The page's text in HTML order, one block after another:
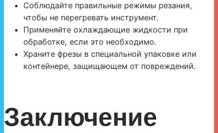
Соблюдайте правильные режимы резания,
чтобы не перегревать инструмент.
Применяйте охлаждающие жидкости при
обработке, если это необходимо.
Храните фрезы в специальной упаковке или
контейнере, защищающем от повреждений.
Заключение